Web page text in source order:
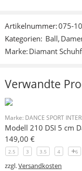
Rezensionen
Artikelnummer:075-
Kategorien: Ball ,
Marke: Diamant
Verwandte
Marke: DANCE SPORT
149,00 €
2.5 3 3.5 4 6
zzgl.Versandkosten